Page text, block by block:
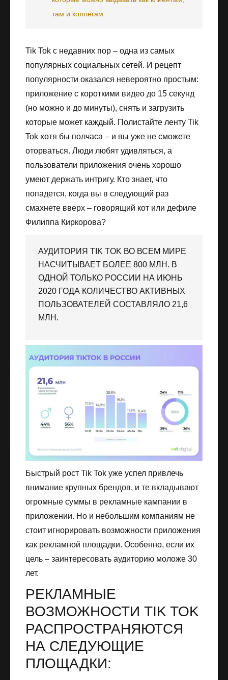
там и коллегам.
Tik Tok с недавних пор – одна из самых
популярных социальных сетей. И рецепт
популярности оказался невероятно простым:
приложение с короткими видео до 15 секунд
(но можно и до минуты), снять и загрузить
которые может каждый. Полистайте ленту Tik
Tok хотя бы полчаса – и вы уже не сможете
оторваться. Люди любят удивляться, а
пользователи приложения очень хорошо
умеют держать интригу. Кто знает, что
попадется, когда вы в следующий раз
смахнете вверх – говорящий кот или дефиле
Филиппа Киркорова?
АУДИТОРИЯ TIK TOK ВО ВСЕМ МИРЕ
НАСЧИТЫВАЕТ БОЛЕЕ 800 МЛН. В
ОДНОЙ ТОЛЬКО РОССИИ НА ИЮНЬ
2020 ГОДА КОЛИЧЕСТВО АКТИВНЫХ
ПОЛЬЗОВАТЕЛЕЙ СОСТАВЛЯЛО 21,6
МЛН.
Быстрый рост Tik Tok уже успел привлечь
внимание крупных брендов, и те вкладывают
огромные суммы в рекламные кампании в
приложении. Но и небольшим компаниям не
стоит игнорировать возможности приложения
как рекламной площадки. Особенно, если их
цель – заинтересовать аудиторию моложе 30
лет.
РЕКЛАМНЫЕ
ВОЗМОЖНОСТИ TIK TOK
РАСПРОСТРАНЯЮТСЯ
НА СЛЕДУЮЩИЕ
ПЛОЩАДКИ: